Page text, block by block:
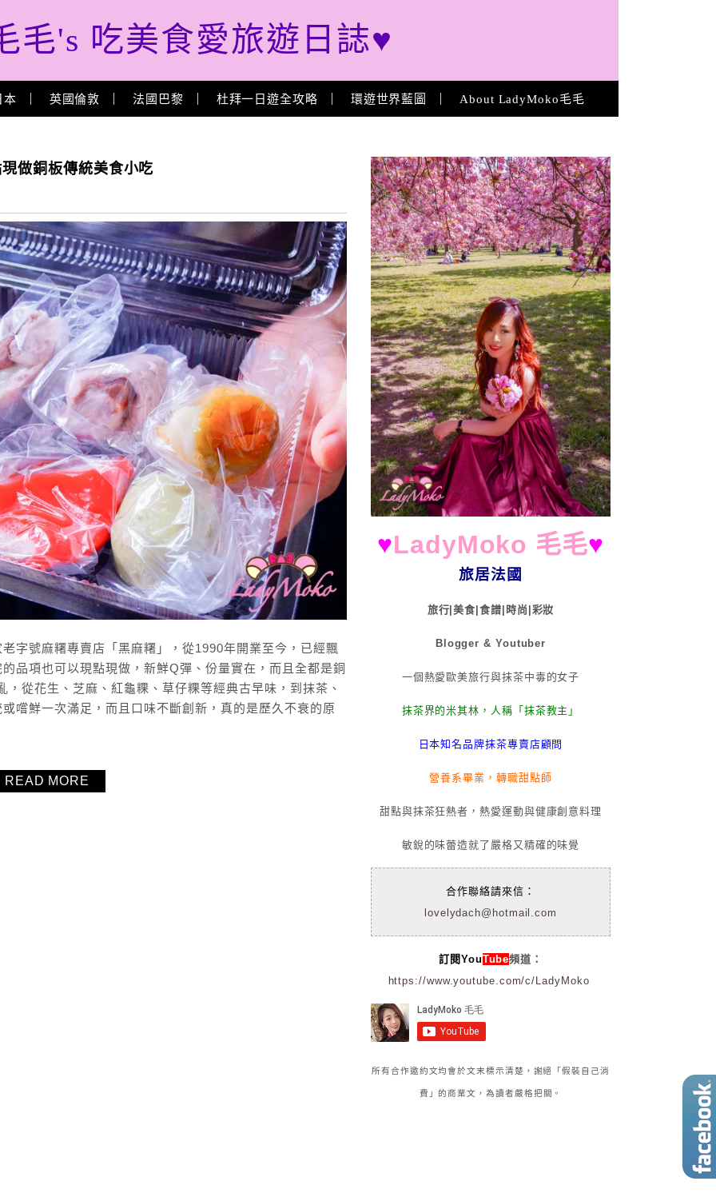
毛's 吃美食愛旅遊日誌♥
本 英國倫敦 法國巴黎 杜拜一日遊全攻略 環遊世界藍圖 About LadyMoko毛毛
做銅板傳統美食小吃
字號麻糬專賣店「黑麻糬」，從1990年開業至今，已經飄
品項也可以現點現做，新鮮Q彈、份量實在，而且全都是銅
從花生、芝麻、紅龜粿、草仔粿等經典古早味，到抹茶、
嚐鮮一次滿足，而且口味不斷創新，真的是歷久不衰的原
READ MORE
About
♥LadyMoko 毛毛♥
旅居法國
旅行|美食|食譜|時尚|彩妝
Blogger & Youtuber
一個熱愛歐美旅行與抹茶中毒的女子
抹茶界的米其林，人稱「抹茶教主」
日本知名品牌抹茶專賣店顧問
營養系畢業，轉職甜點師
甜點與抹茶狂熱者，熱愛運動與健康創意料理
敏銳的味蕾造就了嚴格又精確的味覺
合作聯絡請來信：
lovelydach@hotmail.com
訂閱YouTube頻道：
https://www.youtube.com/c/LadyMoko
所有合作邀約文均會於文末標示清楚，謝絕「假裝自己消
費」的商業文，為讀者嚴格把關。